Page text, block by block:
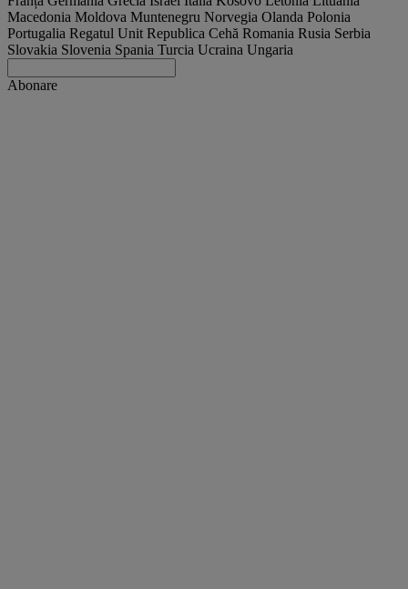
Macedonia Moldova Muntenegru Norvegia Olanda Polonia
Portugalia Regatul Unit Republica Cehă Romania Rusia Serbia
Slovakia Slovenia Spania Turcia Ucraina Ungaria
Abonare